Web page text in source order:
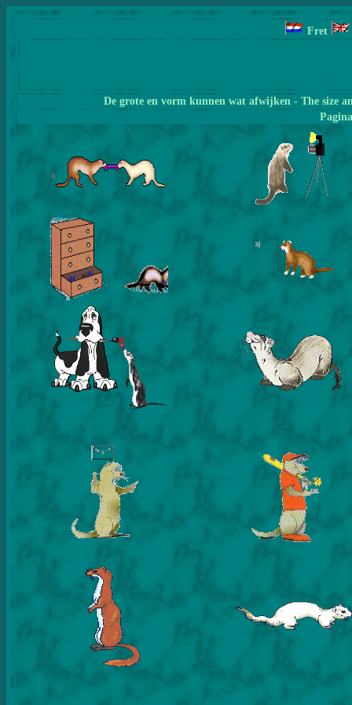
Fret
De grote en vorm kunnen wat afwijken - The size